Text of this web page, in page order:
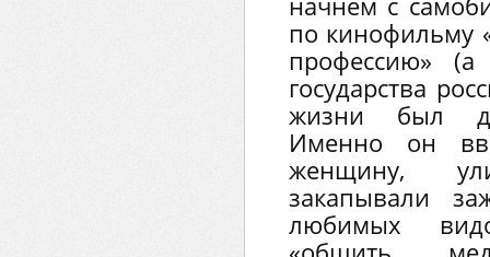
по кинофильму
профессию»
государства
жизни был
Именно он
женщину,
закапывали
любимых